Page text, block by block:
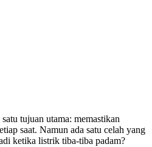
tujuan utama: memastikan
saat. Namun ada satu celah yang
ketika listrik tiba-tiba padam?